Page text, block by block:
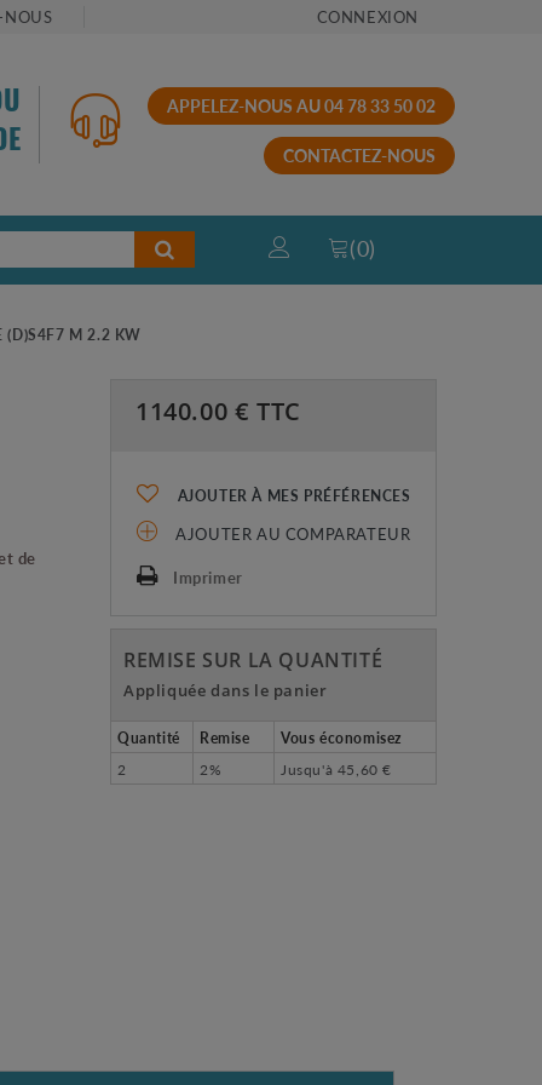
CONNEXION
APPELEZ-NOUS AU 04 78 33 50 02
CONTACTEZ-NOUS
(0)
(D)S4F7 M 2.2 KW
de
1140.00 € TTC
AJOUTER À MES PRÉFÉRENCES
AJOUTER AU COMPARATEUR
Imprimer
REMISE SUR LA QUANTITÉ
Appliquée dans le panier
Quantité Remise
Vous économisez
2
2% Jusqu'à 45,60 €